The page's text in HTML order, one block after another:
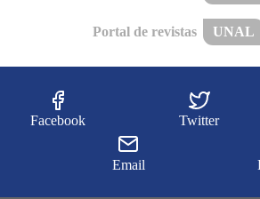
Portal de revistas UNAL
Facebook Twitter
Email